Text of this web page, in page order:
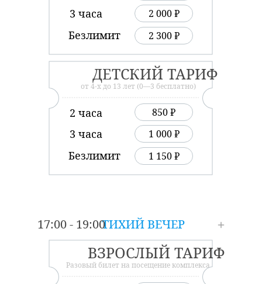
1 150 ₽
1 000 ₽
850 ₽
ДЕТСКИЙ ТАРИФ
Безлимит
3 часа
от 4-х до 13 лет (0—3 бесплатно)
2 часа
2 300 ₽
2 000 ₽
Безлимит
3 часа
ТИХИЙ ВЕЧЕР
17:00 - 19:00
ВЗРОСЛЫЙ ТАРИФ
Разовый билет на посещение комплекса